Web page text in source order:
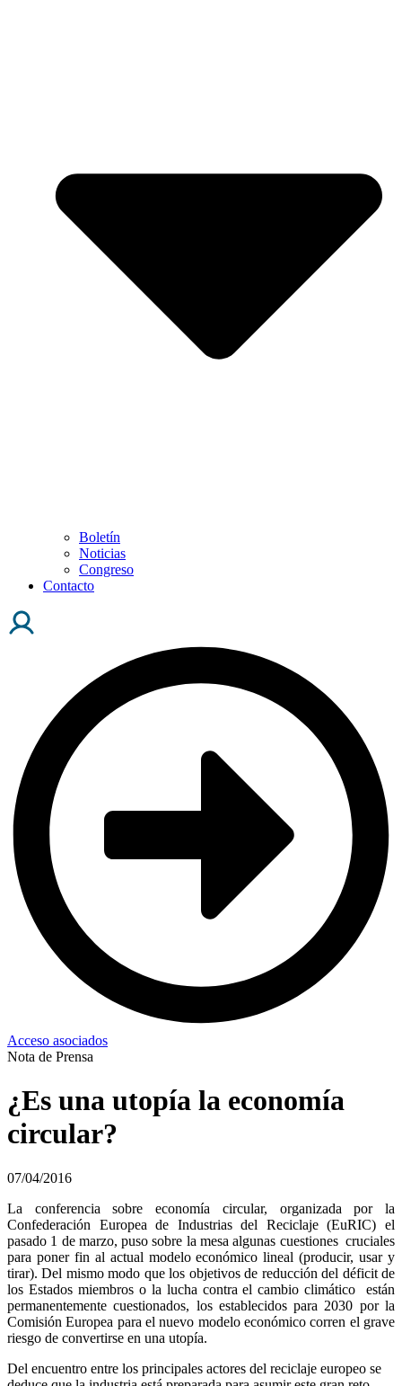
Boletín
Noticias
Congreso
Contacto
Acceso asociados
Nota de Prensa
¿Es una utopía la economía
circular?
07/04/2016
La conferencia sobre economía circular, organizada por la
Confederación Europea de Industriasdel Reciclaje (EuRIC) el
pasado 1 de marzo, puso sobre la mesa algunas cuestiones cruciales
para poner fin al actual modelo económico lineal (producir, usar y
tirar). Del mismo modo que los objetivos de reducción del déficit de
los Estados miembros o la lucha contra el cambio climático
están
permanentemente cuestionados, los establecidos para 2030 por la
Comisión Europea para el nuevo modelo económico corren el grave
riesgo de convertirse en una utopía.
Del encuentro entre los principales actores del reciclaje europeo se